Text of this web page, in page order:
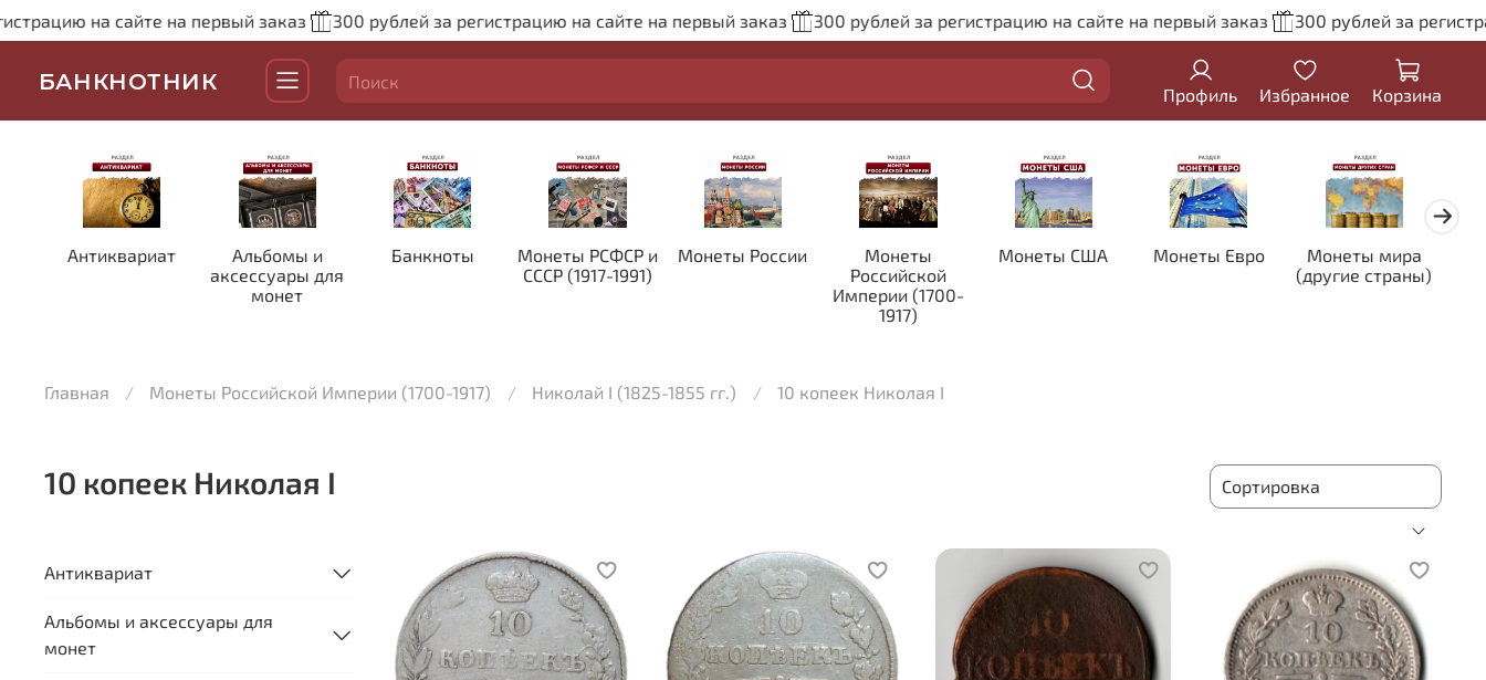
на сайте на первый заказ 300 рублей за регистрацию на сайте на первый заказ 300 рублей за регистрацию на сайте на первый заказ 300 рублей за
БАНКНОТНИК
Профиль Избранное Корзина
Антиквариат
Альбомы и
аксессуары для
монет
Банкноты
Монеты РСФСР и
СССР (1917-1991)
Монеты России
Монеты
Российской
Империи (1700-
1917)
Монеты США Монеты Евро
Монеты мира
(другие страны)
Главная Монеты Российской Империи (1700-1917) Николай I (1825-1855 гг.) 10 копеек Николая I
10 копеек Николая I
Антиквариат
Альбомы и аксессуары для
монет